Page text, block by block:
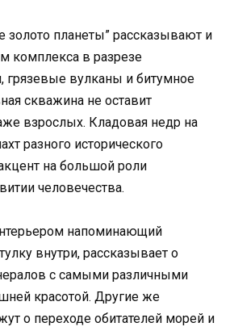
золото планеты” рассказывают и
комплекса в разрезе
грязевые вулканы и битумное
скважина не оставит
взрослых. Кладовая недр на
разного исторического
на большой роли
человечества.
напоминающий
внутри, рассказывает о
с самыми различными
красотой. Другие же
о переходе обитателей морей и